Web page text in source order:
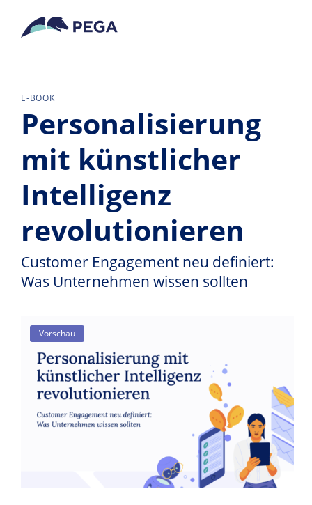
E-BOOK
Personalisierung
mit künstlicher
Intelligenz
revolutionieren
Customer Engagement neu definiert:
Was Unternehmen wissen sollten
Vorschau